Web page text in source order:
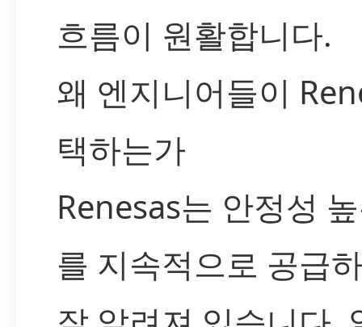
흐름이 원활합니다.
왜 엔지니어들이
택하는가
Renesas는 안정성
를 지속적으로 공급